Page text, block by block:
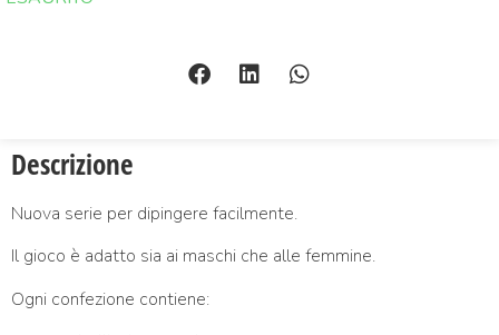
Descrizione
Nuova serie per dipingere facilmente.
Il gioco è adatto sia ai maschi che alle femmine.
Ogni confezione contiene: